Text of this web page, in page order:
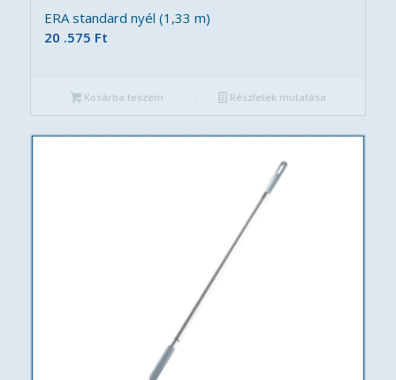
ERA standard nyél (1,33 m)
20 .575 Ft
Kosárba teszem Részletek mutatása